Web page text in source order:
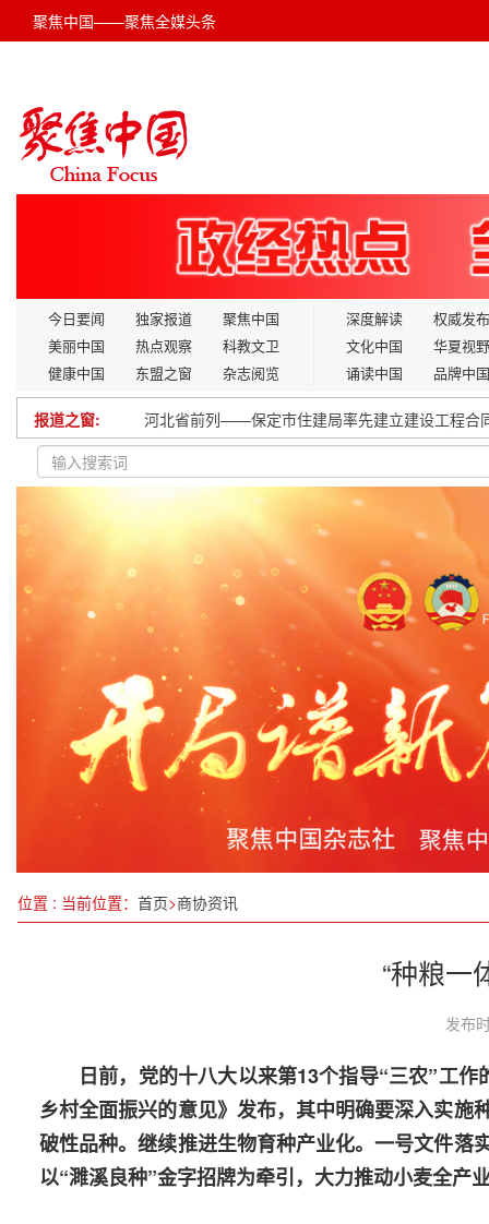
聚焦中国——聚焦全媒头条
今日要闻 独家报道
聚焦中国
美丽中国
热点观察
科教文卫
健康中国
东盟之窗 杂志阅览
深度解读
权威发布
文化中国
华夏视野
诵读中国
品牌中国
报道之窗:
河北省前列——保定市住建局率先建立建设工程合
中山石岐：定兵会落实“阳光征兵”，“结对跟踪”助
守牢底线 共赴振兴
四川代表团举行小组会议
习近平在贵州考察
湖南衡阳蒸湘区：蛇年启新岁 喜乐迎元宵
以“绿色矿物”筑基“十五五”——记广州市锦家矿业
农机产品展示交易会开幕
《中国睡眠研究报告（2025）》于今日发布
位置 : 当前位置： 首页>商协资讯
“种粮一
发布
日前，党的十八大以来第13个指导“三农”工
乡村全面振兴的意见》发布，其中明确要深入实施
破性品种。继续推进生物育种产业化。一号文件落
以“濉溪良种”金字招牌为牵引，大力推动小麦全产